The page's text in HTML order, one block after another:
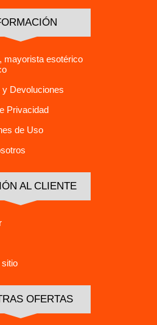
mayorista esotérico
Devoluciones
Privacidad
de Uso
AL CLIENTE
sitio
OFERTAS